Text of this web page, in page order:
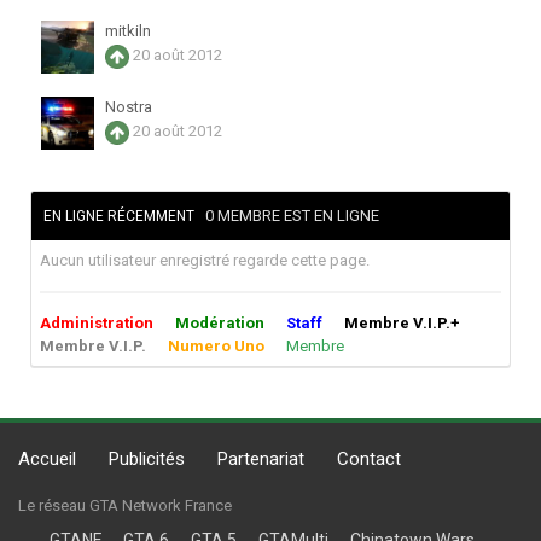
mitkiln
20 août 2012
Nostra
20 août 2012
EN LIGNE RÉCEMMENT 0 MEMBRE EST EN LIGNE
Aucun utilisateur enregistré regarde cette page.
Administration Modération Staff
Membre V.I.P.+
Membre V.I.P.
Numero Uno Membre
Accueil Publicités Partenariat Contact
Le réseau GTA Network France